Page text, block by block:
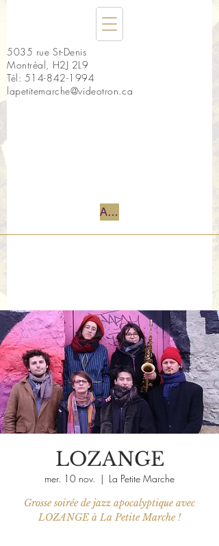
5035 rue St-Denis
Montréal, H2J 2L9
Tél: 514-842-1994
lapetitemarche@videotron.ca
Accueil
LOZANGE
mer. 10 nov.
  |
La Petite Marche
Grosse soirée de jazz apocalyptique avec
LOZANGE à La Petite Marche !